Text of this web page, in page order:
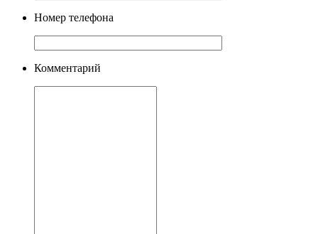
Номер телефона
Комментарий